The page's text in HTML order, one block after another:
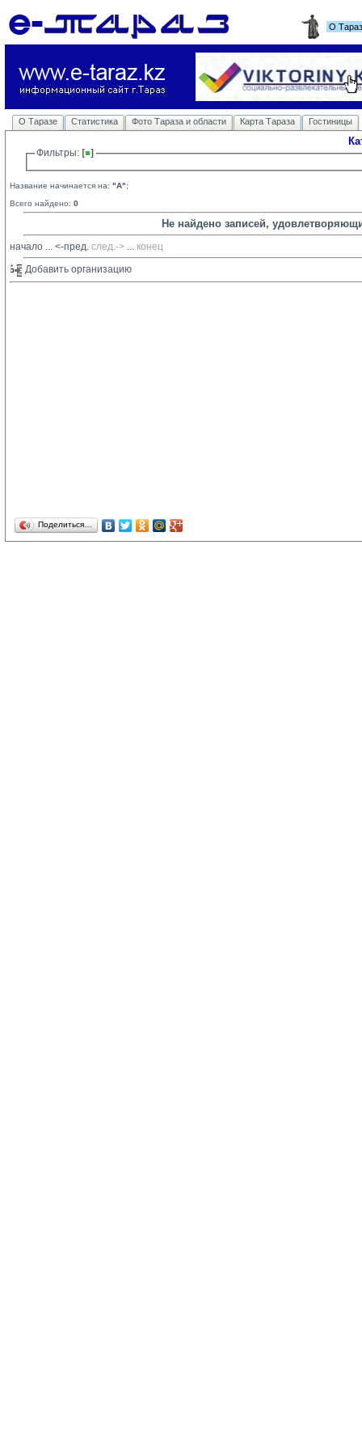
О
О Таразе Статистика Фото Тараза и области Карта Тараза Гостиницы
Фильтры:
Название начинается на: "A";
Всего найдено: 0
Не найдено записей,
начало ... <-пред. след.-> ... конец
Добавить организацию
Поделиться…